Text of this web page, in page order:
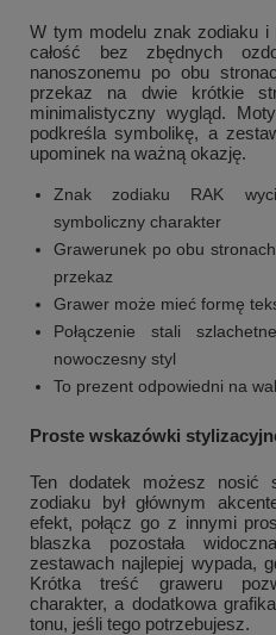
W tym modelu znak zodiaku i
całość bez zbędnych
nanoszonemu po obu
przekaz na dwie krótkie
minimalistyczny wygląd.
podkreśla symbolikę, a
upominek na ważną okazję.
Znak zodiaku RAK
symboliczny charakter
Grawerunek po obu
przekaz
Grawer może mieć formę
Połączenie stali
nowoczesny styl
To prezent odpowiedni na
Proste wskazówki
Ten dodatek możesz
zodiaku był głównym
efekt, połącz go z innymi
blaszka pozostała
zestawach najlepiej wypada,
Krótka treść graweru
charakter, a dodatkowa
tonu, jeśli tego potrzebujesz.